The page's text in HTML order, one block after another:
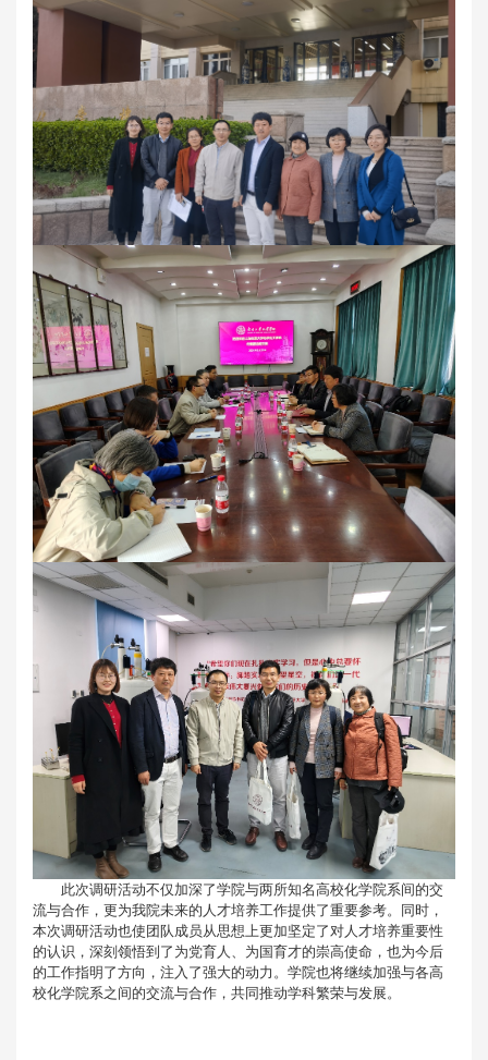
此次调研活动不仅加深了学院与两所知名高校化学院系间的交
流与合作，更为我院未来的人才培养工作提供了重要参考。同时，
本次调研活动也使团队成员从思想上更加坚定了对人才培养重要性
的认识，深刻领悟到了为党育人、为国育才的崇高使命，也为今后
的工作指明了方向，注入了强大的动力。学院也将继续加强与各高
校化学院系之间的交流与合作，共同推动学科繁荣与发展。